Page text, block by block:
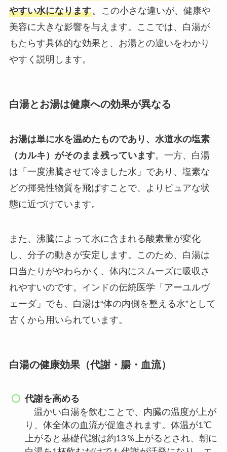
やすい水になります。この小さな違いが、健康や
美容に大きな影響を与えます。ここでは、白湯が
もたらす具体的な効果と、お湯との違いをわかり
やすく説明します。
白湯とお湯は健康への効果が異なる
お湯は単に水を温めたものであり、水道水の塩素
（カルキ）がそのまま残っています。一方、白湯
は「一度沸騰させて冷ました水」であり、塩素な
どの揮発性物質を飛ばすことで、よりピュアな状
態に近づけています。
また、沸騰によって水に含まれる酸素量が変化
し、分子の動きが安定します。このため、白湯は
口当たりがやわらかく、体内にスムーズに吸収さ
れやすいのです。インドの伝統医学「アーユルヴ
ェーダ」でも、白湯は“体の内側を整える水”として
古くから用いられています。
白湯の健康効果（代謝・腸・血流）
代謝を高める
温かい白湯を飲むことで、内臓の温度が上が
り、体全体の血流が促進されます。体温が1℃
上がると基礎代謝は約13％上がるとされ、朝に